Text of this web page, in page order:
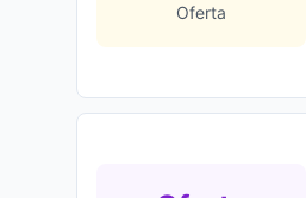
Oferta